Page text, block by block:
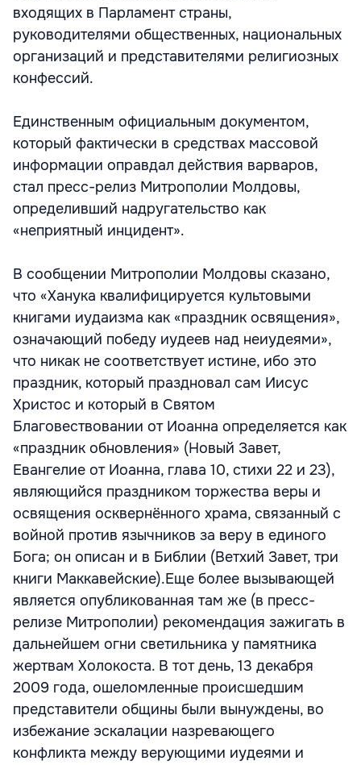
входящих в Парламент страны,
руководителями общественных, национальных
организаций и представителями религиозных
конфессий.
Единственным официальным документом,
который фактически в средствах массовой
информации оправдал действия варваров,
стал пресс-релиз Митрополии Молдовы,
определивший надругательство как
«неприятный инцидент».
В сообщении Митрополии Молдовы сказано,
что «Ханука квалифицируется культовыми
книгами иудаизма как «праздник освящения»,
означающий победу иудеев над неиудеями»,
что никак не соответствует истине, ибо это
праздник, который праздновал сам Иисус
Христос и который в Святом
Благовествовании от Иоанна определяется как
«праздник обновления» (Новый Завет,
Евангелие от Иоанна, глава 10, стихи 22 и 23),
являющийся праздником торжества веры и
освящения осквернённого храма, связанный с
войной против язычников за веру в единого
Бога; он описан и в Библии (Ветхий Завет, три
книги Маккавейские).Еще более вызывающей
является опубликованная там же (в пресс-
релизе Митрополии) рекомендация зажигать в
дальнейшем огни светильника у памятника
жертвам Холокоста. В тот день, 13 декабря
2009 года, ошеломленные происшедшим
представители общины были вынуждены, во
избежание эскалации назревающего
конфликта между верующими иудеями и